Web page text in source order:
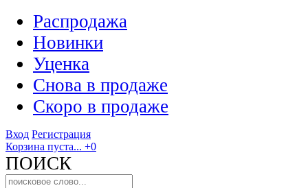
Распродажа
Новинки
Уценка
Снова в продаже
Скоро в продаже
Вход Регистрация
Корзина пуста... +0
ПОИСК